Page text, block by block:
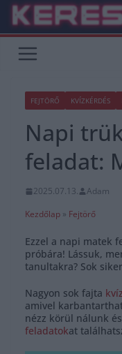
Skip
content
FEJTÖRŐ KVÍZKÉRDÉS
Napi
feladat:
2025.07.13.
Adam
Kezdőlap » Fejtörő
Ezzel a napi matek
próbára! Lássuk,
tanultakra? Sok
Nagyon sok fajta
amivel
nézz körül nálunk
feladatokat